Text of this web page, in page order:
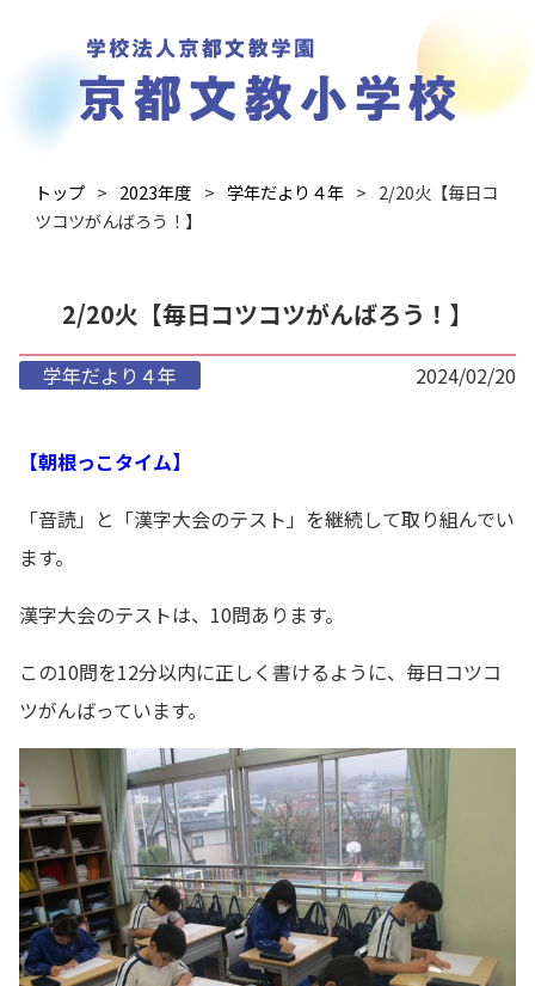
トップ 2023年度 学年だより４年
2/20火【毎日コ
ツコツがんばろう！】
2/20火【毎日コツコツがんばろう！】
学年だより４年 2024/02/20
【朝根っこタイム】
「音読」と「漢字大会のテスト」を継続して取り組んでい
ます。
漢字大会のテストは、10問あります。
この10問を12分以内に正しく書けるように、毎日コツコ
ツがんばっています。